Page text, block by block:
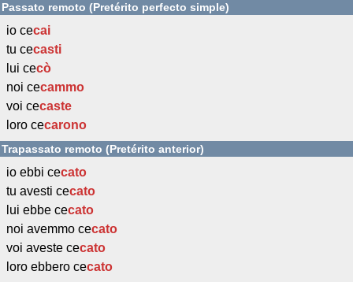
Passato remoto (Pretérito perfecto simple)
io cecai
tu cecasti
lui cecò
noi cecammo
voi cecaste
loro cecarono
Trapassato remoto (Pretérito anterior)
io ebbi cecato
tu avesti cecato
lui ebbe cecato
noi avemmo cecato
voi aveste cecato
loro ebbero cecato